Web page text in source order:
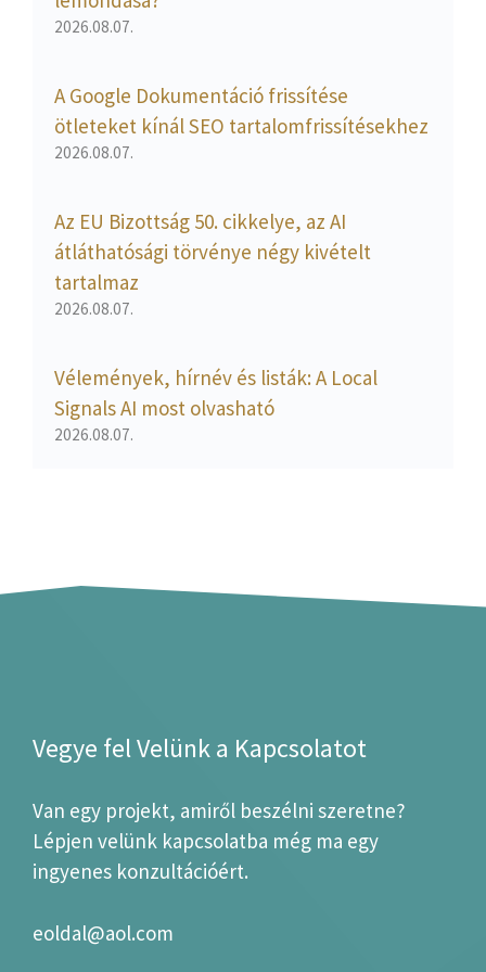
2026.08.07.
A Google Dokumentáció frissítése
ötleteket kínál SEO tartalomfrissítésekhez
2026.08.07.
Az EU Bizottság 50. cikkelye, az AI
átláthatósági törvénye négy kivételt
tartalmaz
2026.08.07.
Vélemények, hírnév és listák: A Local
Signals AI most olvasható
2026.08.07.
Vegye fel Velünk a Kapcsolatot
Van egy projekt, amiről beszélni szeretne?
Lépjen velünk kapcsolatba még ma egy
ingyenes konzultációért.
eoldal@aol.com